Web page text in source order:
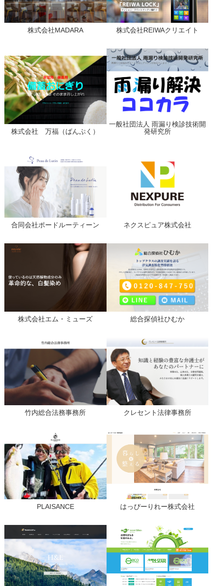
株式会社MADARA 株式会社REIWAクリエイト
株式会社 万福（ばんぷく）
一般社団法人 雨漏り検診技術開
発研究所
合同会社ポードルーティーン ネクスピュア株式会社
株式会社エム・ミューズ 総合探偵社ひむか
竹内総合法務事務所 クレセント法律事務所
PLAISANCE はっぴーりれー株式会社